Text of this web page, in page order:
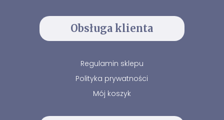
Obsługa klienta
Regulamin sklepu
Polityka prywatności
Mój koszyk